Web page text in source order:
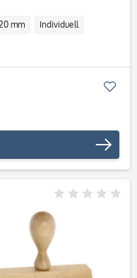
mm Individuell